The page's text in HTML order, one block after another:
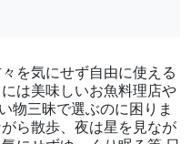
を気にせず自由に使える
は美味しいお魚料理店や
物三昧で選ぶのに困りま
ら散歩、夜は星を見なが